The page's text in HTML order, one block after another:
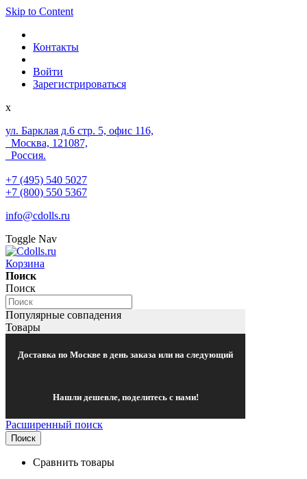
Skip to Content
Контакты
Войти
Зарегистрироваться
x
ул. Барклая д.6 стр. 5, офис 116,
Москва, 121087,
Россия.
+7 (495) 540 5027
+7 (800) 550 5367
info@cdolls.ru
Toggle Nav
Корзина
Поиск
Поиск
Популярные совпадения
Товары
Доставка по Москве в день заказа или на следующий
Нашли дешевле, поделитесь с нами!
Расширенный поиск
Поиск
Сравнить товары